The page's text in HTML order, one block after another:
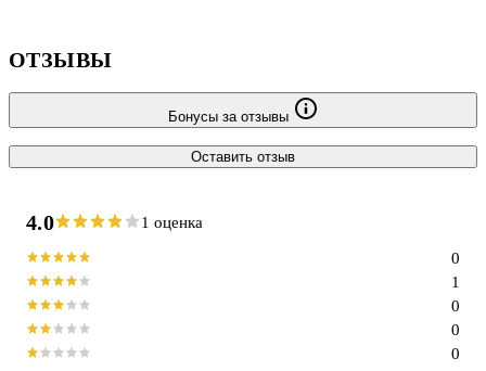
ОТЗЫВЫ
Бонусы за отзывы
Оставить отзыв
4.0 1 оценка
0
0
0
1
0